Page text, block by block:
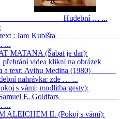
(1958) Hudební … ...
a text : Jaro Kubišta
MATANA (Šabat je dar):
videa klikni na obrázek
a text: Avihu Medina (1980)
nahrávka: zde … ...
s vámi; modlitba gesty):
Samuel E. Goldfars
ALEICHEM II. (Pokoj s vámi):